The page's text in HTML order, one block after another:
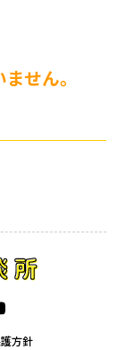
せん。
方針